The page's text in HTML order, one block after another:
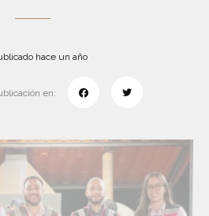
hace un año
en: